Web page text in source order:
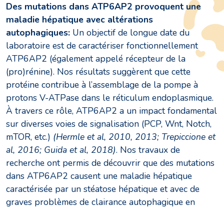
Des mutations dans ATP6AP2 provoquent une
maladie hépatique avec altérations
autophagiques: Un objectif de longue date du
laboratoire est de caractériser fonctionnellement
ATP6AP2 (également appelé récepteur de la
(pro)rénine). Nos résultats suggèrent que cette
protéine contribue à l’assemblage de la pompe à
protons V-ATPase dans le réticulum endoplasmique.
À travers ce rôle, ATP6AP2 a un impact fondamental
sur diverses voies de signalisation (PCP, Wnt, Notch,
mTOR, etc.) (Hermle et al, 2010, 2013; Trepiccione et
al, 2016; Guida et al, 2018). Nos travaux de
recherche ont permis de découvrir que des mutations
dans ATP6AP2 causent une maladie hépatique
caractérisée par un stéatose hépatique et avec de
graves problèmes de clairance autophagique en